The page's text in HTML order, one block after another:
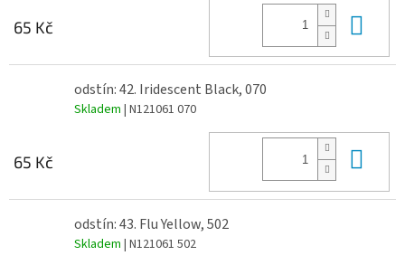
65 Kč
odstín: 42. Iridescent Black, 070
Skladem | N121061 070
65 Kč
odstín: 43. Flu Yellow, 502
Skladem | N121061 502